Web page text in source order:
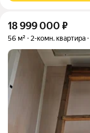
18 999 000 ₽
56 м² 2-комн. квартира